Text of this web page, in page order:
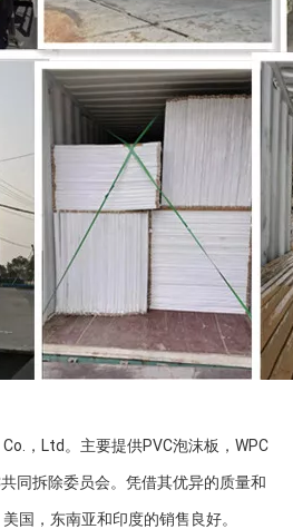
，Ltd。主要提供PVC泡沫板，WPC
同拆除委员会。凭借其优异的质量和
国，东南亚和印度的销售良好。